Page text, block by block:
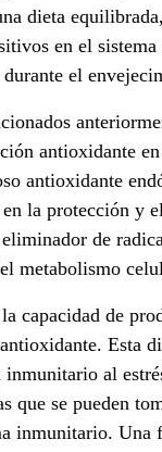
dieta
en el
el
antioxidante
antioxidante
la protección y
de
metabolismo
capacidad de
Esta
al
que se pueden
inmunitario. Una